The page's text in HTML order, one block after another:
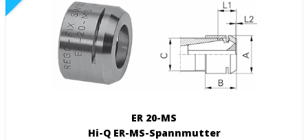
ER 20-MS
Hi-Q ER-MS-Spannmutter